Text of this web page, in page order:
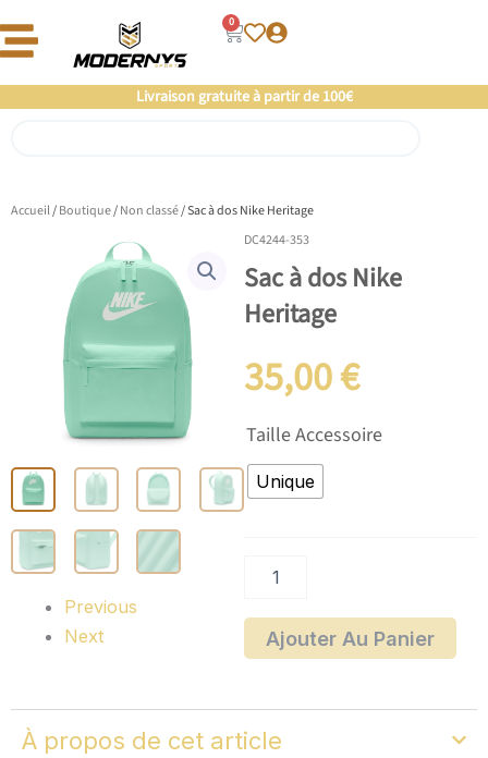
au
0
Panier
Livraison gratuite à partir de 100€
Offre un 🎁 Moderny’s : Coup de 💘 assuré
Accueil/Boutique/Non classé/ Sac à dos Nike Heritage
Previous
Next
DC4244-353
Sac à dos Nike
Heritage
35,00€
Taille Accessoire
Unique
quantité
de
Sac
dos
Ajouter Au Panier
À propos de cet article